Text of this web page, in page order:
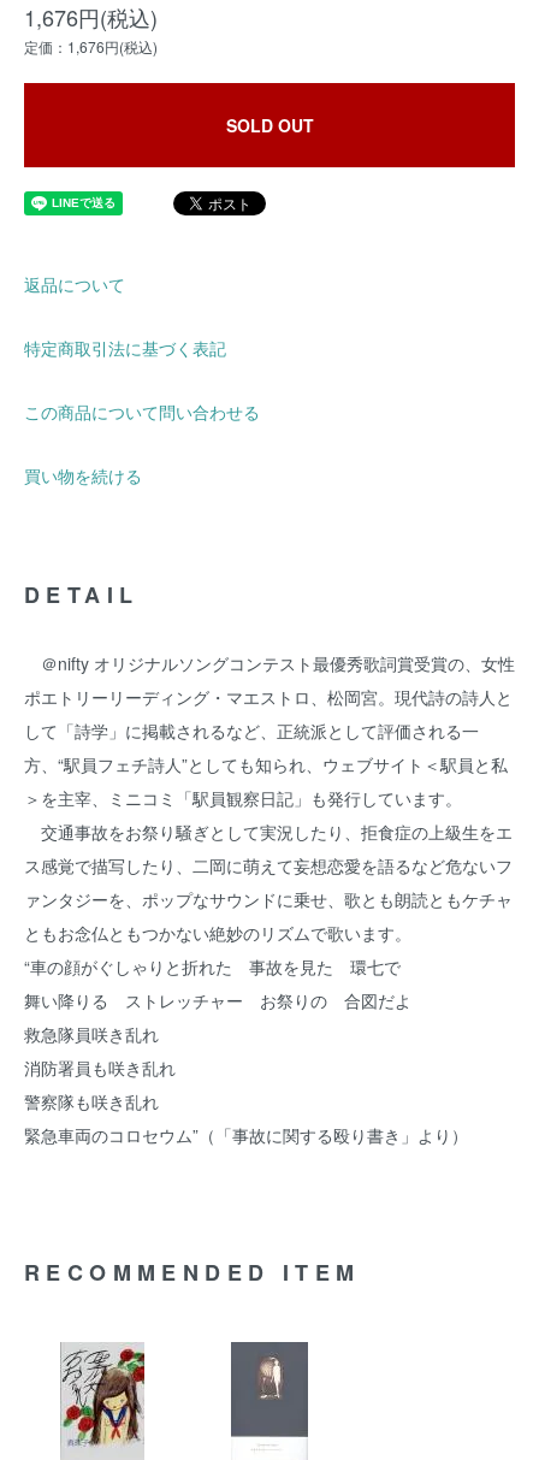
1,676円(税込)
定価：1,676円(税込)
SOLD OUT
返品について
特定商取引法に基づく表記
この商品について問い合わせる
買い物を続ける
DETAIL
＠nifty オリジナルソングコンテスト最優秀歌詞賞受賞の、女性
ポエトリーリーディング・マエストロ、松岡宮。現代詩の詩人と
して「詩学」に掲載されるなど、正統派として評価される一
方、“駅員フェチ詩人”としても知られ、ウェブサイト＜駅員と私
＞を主宰、ミニコミ「駅員観察日記」も発行しています。
交通事故をお祭り騒ぎとして実況したり、拒食症の上級生をエ
ス感覚で描写したり、二岡に萌えて妄想恋愛を語るなど危ないフ
ァンタジーを、ポップなサウンドに乗せ、歌とも朗読ともケチャ
ともお念仏ともつかない絶妙のリズムで歌います。
“車の顔がぐしゃりと折れた 事故を見た 環七で
舞い降りる ストレッチャー お祭りの 合図だよ
救急隊員咲き乱れ
消防署員も咲き乱れ
警察隊も咲き乱れ
緊急車両のコロセウム”（「事故に関する殴り書き」より）
RECOMMENDED ITEM